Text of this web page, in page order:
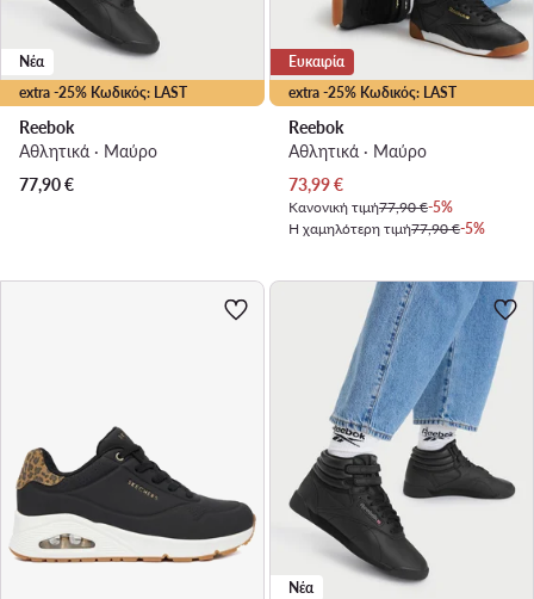
extra -25% Κωδικός: LAST
Νέα
Reebok
Αθλητικά · Μαύρο
77,90€
extra -25% Κωδικός: LAST
Ευκαιρία
Reebok
Αθλητικά · Μαύρο
Τρέχουσα τιμή
73,99€
Κανονική τιμή77,90 €-5%
Η χαμηλότερη τιμή77,90 €-5%
Νέα